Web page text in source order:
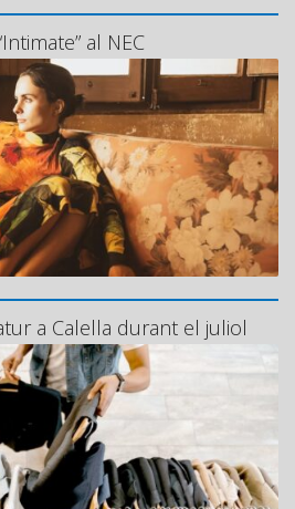
al NEC
a Calella durant el juliol